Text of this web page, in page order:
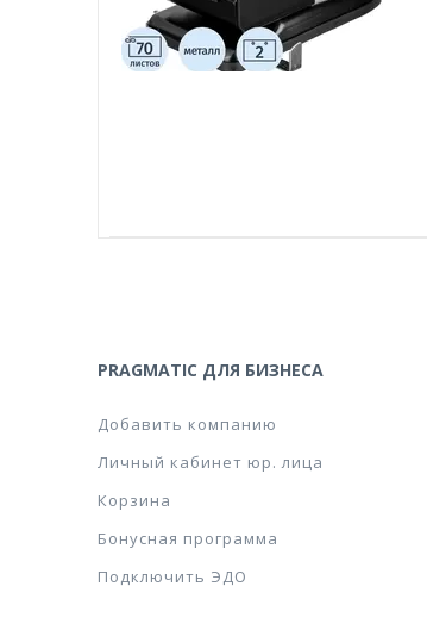
PRAGMATIC ДЛЯ БИЗНЕСА
Добавить компанию
Личный кабинет юр. лица
Корзина
Бонусная программа
Подключить ЭДО